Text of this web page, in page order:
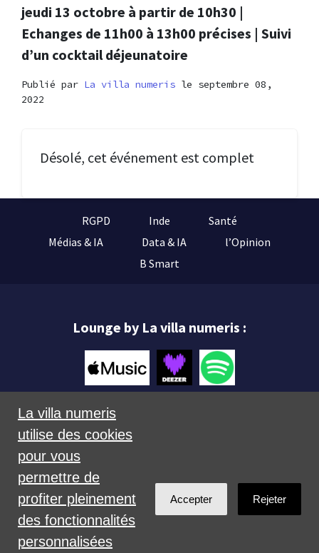
jeudi 13 octobre à partir de 10h30 |
Echanges de 11h00 à 13h00 précises | Suivi
d’un cocktail déjeunatoire
Publié par La villa numeris le septembre 08,
2022
Désolé, cet événement est complet
RGPD Inde
Santé
Médias & IA
Data & IA
l’Opinion
B Smart
Lounge by La villa numeris :
Créé avec
La villa numeris
utilise des cookies
pour vous
permettre de
profiter pleinement
des fonctionnalités
personnalisées
Accepter Rejeter